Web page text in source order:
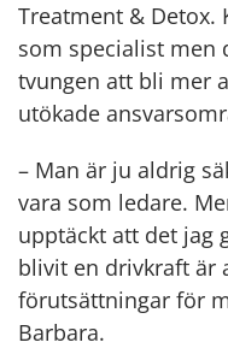
Treatment & Detox.
som specialist men
tvungen att bli mer
utökade
– Man är ju aldrig
vara som ledare.
upptäckt att det jag
blivit en drivkraft är
förutsättningar för
Barbara.